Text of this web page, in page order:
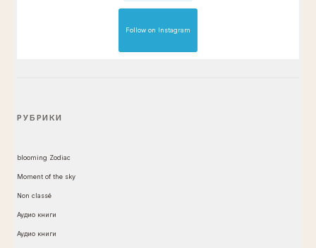
Follow on Instagram
РУБРИКИ
blooming Zodiac
Moment of the sky
Non classé
Аудио книги
Аудио книги